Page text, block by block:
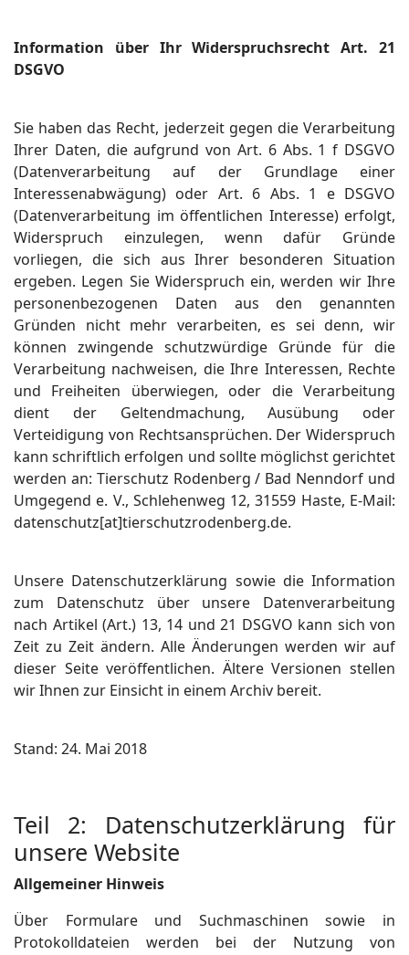
Information über Ihr Widerspruchsrecht Art. 21
DSGVO
Sie haben das Recht, jederzeit gegen die Verarbeitung
Ihrer Daten, die aufgrund von Art. 6 Abs. 1 f DSGVO
(Datenverarbeitung auf der Grundlage einer
Interessenabwägung) oder Art. 6 Abs. 1 e DSGVO
(Datenverarbeitung im öffentlichen Interesse) erfolgt,
Widerspruch einzulegen, wenn dafür Gründe
vorliegen, die sich aus Ihrer besonderen Situation
ergeben. Legen Sie Widerspruch ein, werden wir Ihre
personenbezogenen Daten aus den genannten
Gründen nicht mehr verarbeiten, es sei denn, wir
können zwingende schutzwürdige Gründe für die
Verarbeitung nachweisen, die Ihre Interessen, Rechte
und Freiheiten überwiegen, oder die Verarbeitung
dient der Geltendmachung, Ausübung oder
Verteidigung von Rechtsansprüchen. Der Widerspruch
kann schriftlich erfolgen und sollte möglichst gerichtet
werden an: Tierschutz Rodenberg / Bad Nenndorf und
Umgegend e. V., Schlehenweg 12, 31559 Haste, E-Mail:
datenschutz[at]tierschutzrodenberg.de.
Unsere Datenschutzerklärung sowie die Information
zum Datenschutz über unsere Datenverarbeitung
nach Artikel (Art.) 13, 14 und 21 DSGVO kann sich von
Zeit zu Zeit ändern. Alle Änderungen werden wir auf
dieser Seite veröffentlichen. Ältere Versionen stellen
wir Ihnen zur Einsicht in einem Archiv bereit.
Stand: 24. Mai 2018
Teil 2: Datenschutzerklärung für
unsere Website
Allgemeiner Hinweis
Über Formulare und Suchmaschinen sowie in
Protokolldateien werden bei der Nutzung von